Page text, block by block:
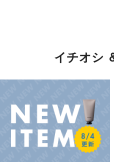
イチオシ